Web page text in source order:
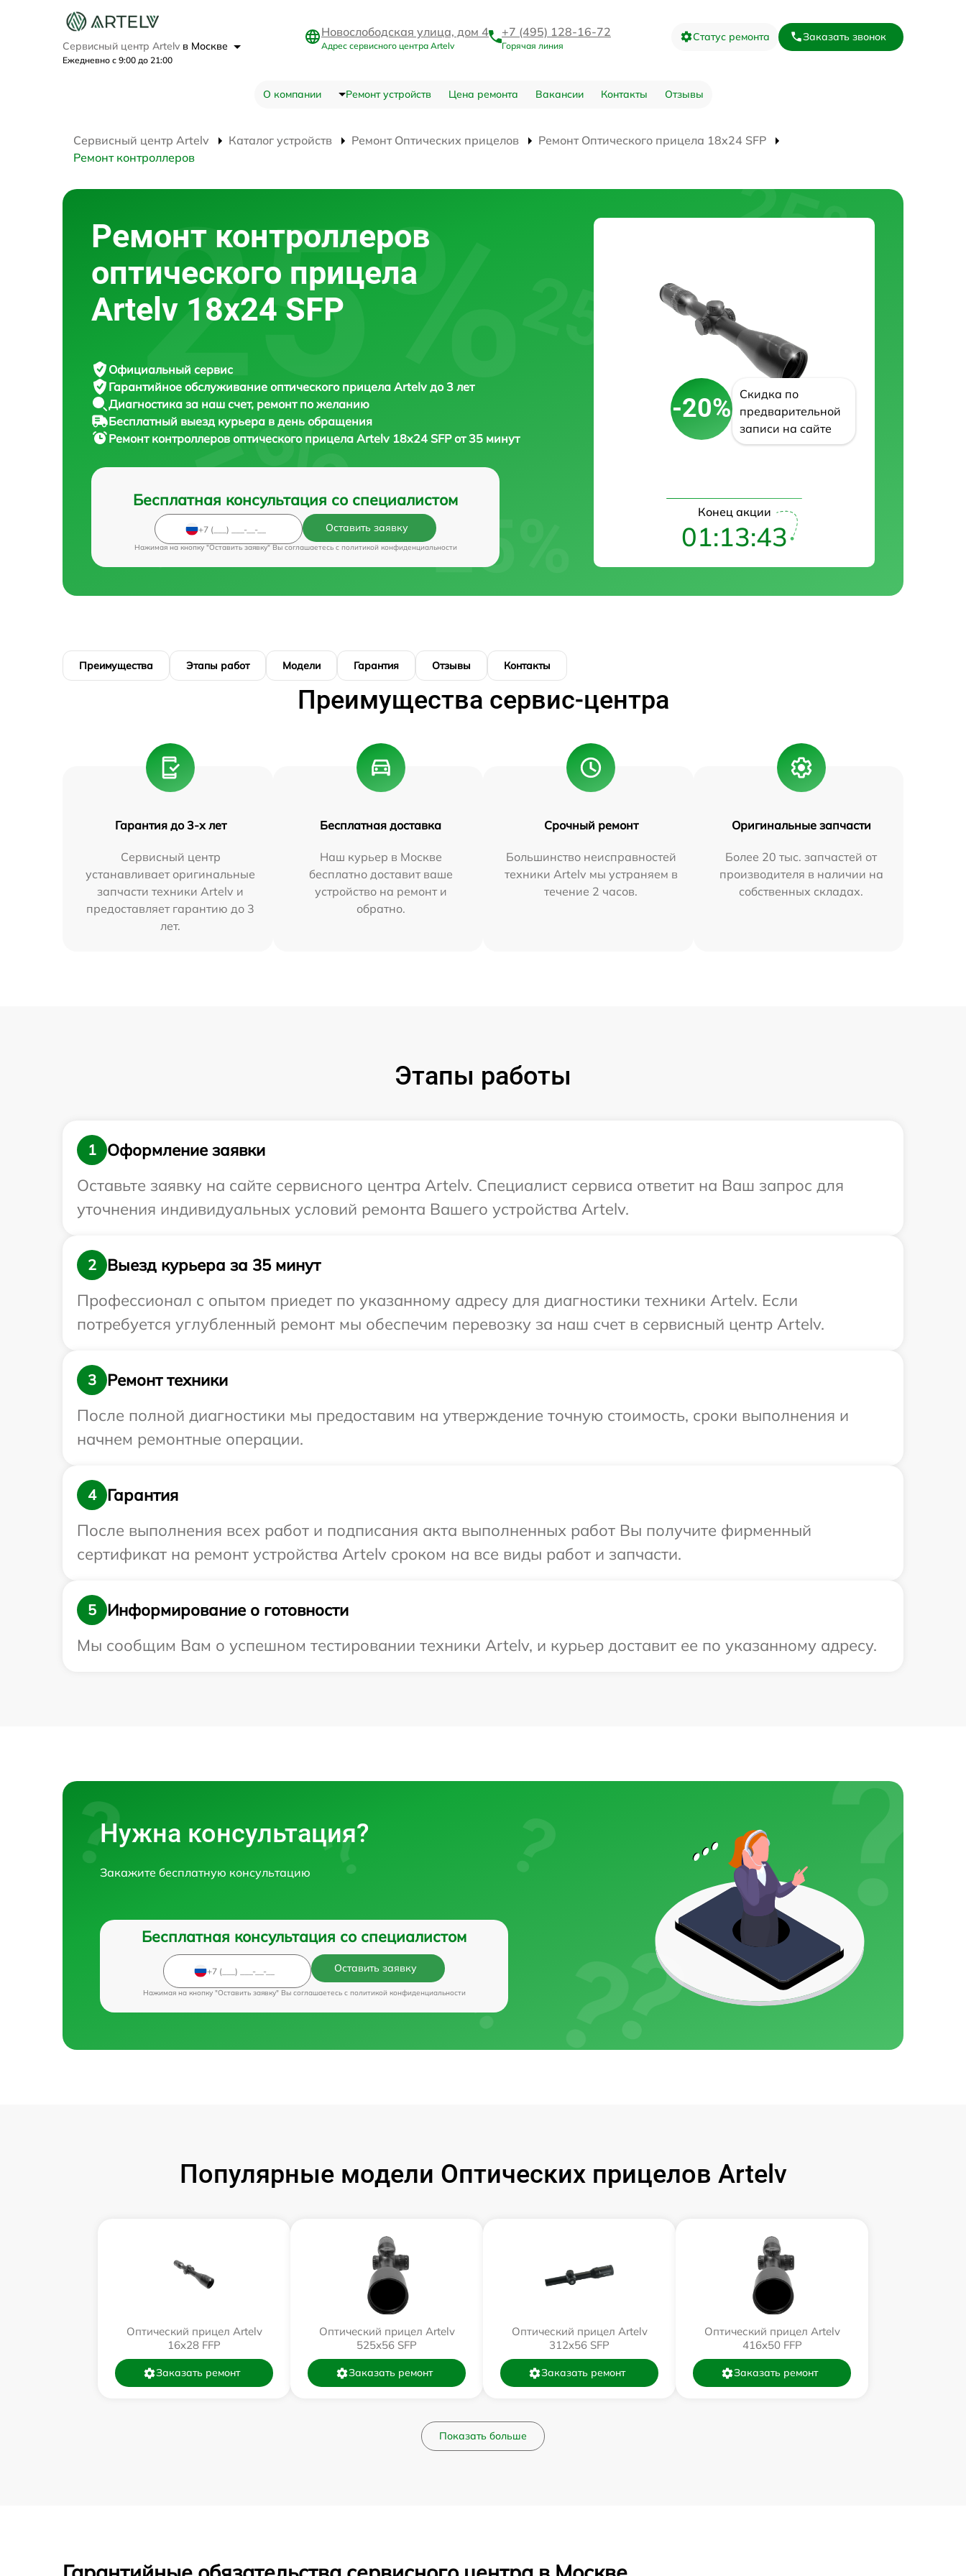
Сервисный центр Artelv в Москве
Ежедневно с 9:00 до 21:00
Новослободская улица, дом 4
Адрес сервисного центра Artelv
+7 (495) 128-16-72
Горячая линия
Статус ремонта Заказать звонок
О компании Ремонт устройств Цена ремонта Вакансии Контакты Отзывы
Сервисный центр Artelv Каталог устройств Ремонт Оптических прицелов
Ремонт Оптического прицела 18x24 SFP
Ремонт контроллеров
Ремонт контроллеров
оптического прицела
Artelv 18x24 SFP
Официальный сервис
Гарантийное обслуживание оптического прицела Artelv до 3 лет
Диагностика за наш счет, ремонт по желанию
Бесплатный выезд курьера в день обращения
Ремонт контроллеров оптического прицела Artelv 18x24 SFP от 35 минут
Бесплатная консультация со специалистом
Оставить заявку
Нажимая на кнопку "Оставить заявку" Вы соглашаетесь c политикой конфиденциальности
-20%
Скидка по
предварительной
записи на сайте
Конец акции
01:13:42
Преимущества Этапы работ Модели Гарантия Отзывы Контакты
Преимущества сервис-центра
Гарантия до 3-х лет
Сервисный центр
устанавливает оригинальные
запчасти техники Artelv и
предоставляет гарантию до 3
лет.
Бесплатная доставка
Наш курьер в Москве
бесплатно доставит ваше
устройство на ремонт и
обратно.
Срочный ремонт
Большинство неисправностей
техники Artelv мы устраняем в
течение 2 часов.
Оригинальные запчасти
Более 20 тыс. запчастей от
производителя в наличии на
собственных складах.
Этапы работы
1
Оформление заявки
Оставьте заявку на сайте сервисного центра Artelv. Специалист сервиса ответит на Ваш запрос для
уточнения индивидуальных условий ремонта Вашего устройства Artelv.
2
Выезд курьера за 35 минут
Профессионал с опытом приедет по указанному адресу для диагностики техники Artelv. Если
потребуется углубленный ремонт мы обеспечим перевозку за наш счет в сервисный центр Artelv.
3
Ремонт техники
После полной диагностики мы предоставим на утверждение точную стоимость, сроки выполнения и
начнем ремонтные операции.
4
Гарантия
После выполнения всех работ и подписания акта выполненных работ Вы получите фирменный
сертификат на ремонт устройства Artelv сроком на все виды работ и запчасти.
5
Информирование о готовности
Мы сообщим Вам о успешном тестировании техники Artelv, и курьер доставит ее по указанному адресу.
Нужна консультация?
Закажите бесплатную консультацию
Бесплатная консультация со специалистом
Оставить заявку
Нажимая на кнопку "Оставить заявку" Вы соглашаетесь c политикой конфиденциальности
Популярные модели Оптических прицелов Artelv
Оптический прицел Artelv
16x28 FFP
Заказать ремонт
Оптический прицел Artelv
525x56 SFP
Заказать ремонт
Оптический прицел Artelv
312x56 SFP
Заказать ремонт
Оптический прицел Artelv
416x50 FFP
Заказать ремонт
Показать больше